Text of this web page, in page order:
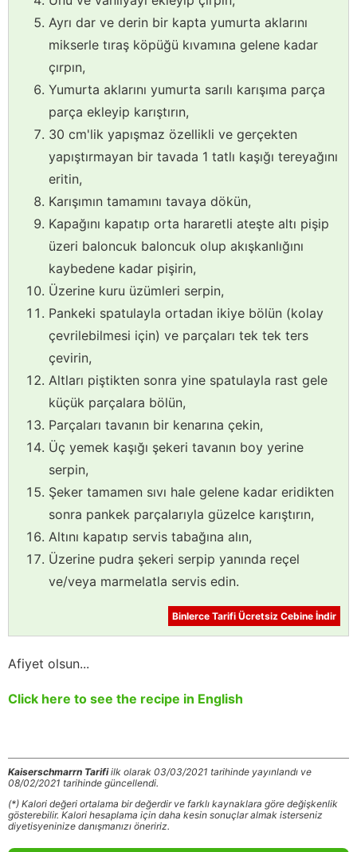
Ayrı dar ve derin bir kapta yumurta aklarını
mikserle tıraş köpüğü kıvamına gelene kadar
çırpın,
Yumurta aklarını yumurta sarılı karışıma parça
parça ekleyip karıştırın,
30 cm'lik yapışmaz özellikli ve gerçekten
yapıştırmayan bir tavada 1 tatlı kaşığı tereyağını
eritin,
Karışımın tamamını tavaya dökün,
Kapağını kapatıp orta hararetli ateşte altı pişip
üzeri baloncuk baloncuk olup akışkanlığını
kaybedene kadar pişirin,
Üzerine kuru üzümleri serpin,
Pankeki spatulayla ortadan ikiye bölün (kolay
çevrilebilmesi için) ve parçaları tek tek ters
çevirin,
Altları piştikten sonra yine spatulayla rast gele
küçük parçalara bölün,
Parçaları tavanın bir kenarına çekin,
Üç yemek kaşığı şekeri tavanın boy yerine
serpin,
Şeker tamamen sıvı hale gelene kadar eridikten
sonra pankek parçalarıyla güzelce karıştırın,
Altını kapatıp servis tabağına alın,
Üzerine pudra şekeri serpip yanında reçel
ve/veya marmelatla servis edin.
Binlerce Tarifi Ücretsiz Cebine İndir
Afiyet olsun...
Click here to see the recipe in English
Kaiserschmarrn Tarifiilk olarak 03/03/2021 tarihinde yayınlandı ve
08/02/2021 tarihinde güncellendi.
(*) Kalori değeri ortalama bir değerdir ve farklı kaynaklara göre değişkenlik
gösterebilir. Kalori hesaplama için daha kesin sonuçlar almak isterseniz
diyetisyeninize danışmanızı öneririz.